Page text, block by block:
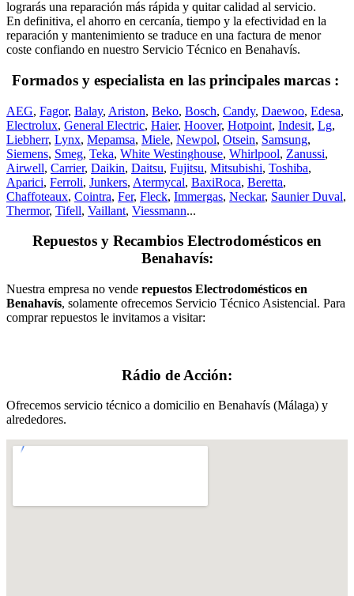
lograrás una reparación más rápida y quitar calidad al servicio.
En definitiva, el ahorro en cercanía, tiempo y la efectividad en la
reparación y mantenimiento se traduce en una factura de menor
coste confiando en nuestro Servicio Técnico en Benahavís.
Formados y especialista en las principales marcas :
AEG, Fagor, Balay, Ariston, Beko, Bosch, Candy, Daewoo, Edesa,
Electrolux, General Electric, Haier, Hoover, Hotpoint, Indesit, Lg,
Liebherr, Lynx, Mepamsa, Miele, Newpol, Otsein, Samsung,
Siemens, Smeg, Teka, White Westinghouse, Whirlpool, Zanussi,
Airwell, Carrier, Daikin, Daitsu, Fujitsu, Mitsubishi, Toshiba,
Aparici, Ferroli, Junkers, Atermycal, BaxiRoca, Beretta,
Chaffoteaux, Cointra, Fer, Fleck, Immergas, Neckar, Saunier Duval,
Thermor, Tifell, Vaillant, Viessmann...
Repuestos y Recambios Electrodomésticos en
Benahavís:
Nuestra empresa no vende repuestos Electrodomésticos en
Benahavís, solamente ofrecemos Servicio Técnico Asistencial. Para
comprar repuestos le invitamos a visitar:
Rádio de Acción:
Ofrecemos servicio técnico a domicilio en Benahavís (Málaga) y
alrededores.